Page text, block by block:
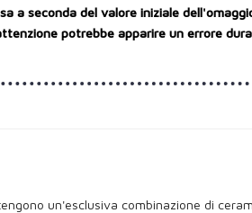
a seconda del valore iniziale
potrebbe apparire un errore
un'esclusiva combinazione di